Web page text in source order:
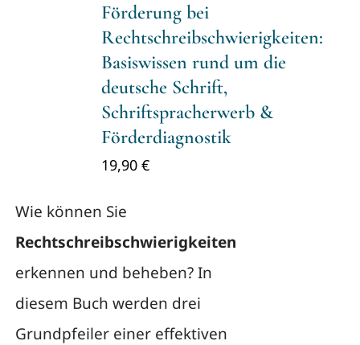
Förderung bei
Rechtschreibschwierigkeiten:
Basiswissen rund um die
deutsche Schrift,
Schriftspracherwerb &
Förderdiagnostik
19,90 €
Wie können Sie
Rechtschreibschwierigkeiten
erkennen und beheben? In
diesem Buch werden drei
Grundpfeiler einer effektiven